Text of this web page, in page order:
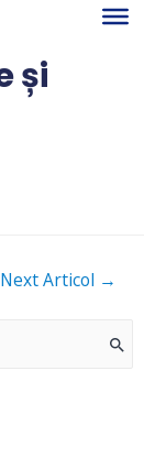
și
Next Articol →